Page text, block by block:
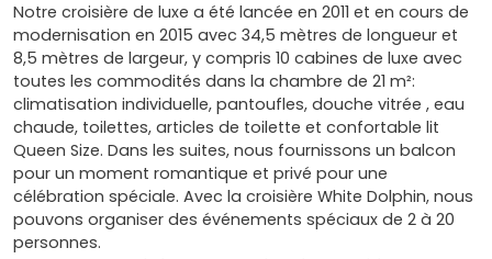
Notre croisière de luxe a été lancée en 2011 et en cours de
modernisation en 2015 avec 34,5 mètres de longueur et
8,5 mètres de largeur, y compris 10 cabines de luxe avec
toutes les commodités dans la chambre de 21 m²:
climatisation individuelle, pantoufles, douche vitrée , eau
chaude, toilettes, articles de toilette et confortable lit
Queen Size. Dans les suites, nous fournissons un balcon
pour un moment romantique et privé pour une
célébration spéciale. Avec la croisière White Dolphin, nous
pouvons organiser des événements spéciaux de 2 à 20
personnes.